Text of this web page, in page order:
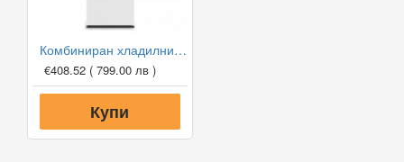
Комбиниран хладилник с фризер Gorenje NRK6181PW4 NoFrost Plus, 179 см
€408.52 ( 799.00 лв )
Купи